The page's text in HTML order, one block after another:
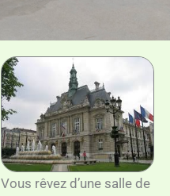
Vous rêvez d’une salle de